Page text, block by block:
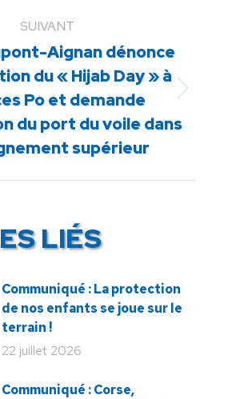
:
SUIVANT
Article
suivant
:
Aignan dénonce
du « Hijab Day » à
Po et demande
du port du voile dans
supérieur
LIÉS
Communiqué : La protection
de nos enfants se joue sur le
terrain !
22 juillet 2026
Communiqué : Corse,